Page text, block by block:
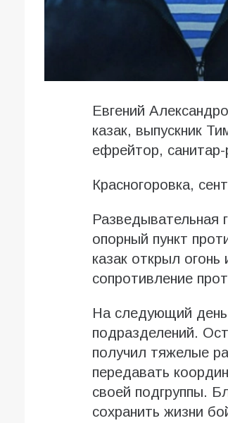
Евгений
казак, выпускник
ефрейтор, санитар-
Красногоровка,
Разведывательная
опорный пункт
казак открыл
сопротивление
На следующий день
подразделений.
получил тяжелые
передавать
своей подгруппы.
сохранить жизни